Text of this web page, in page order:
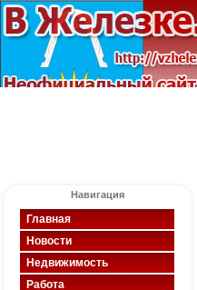
Навигация
Главная
Новости
Недвижимость
Работа